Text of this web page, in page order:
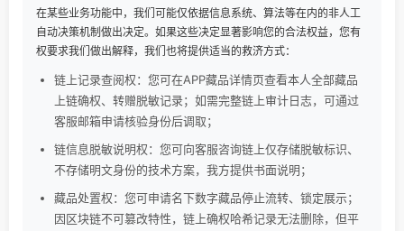
在某些业务功能中，我们可能仅依据信息系统、算法等在内的非人工
自动决策机制做出决定。如果这些决定显著影响您的合法权益，您有
权要求我们做出解释，我们也将提供适当的救济方式：
链上记录查阅权：您可在APP藏品详情页查看本人全部藏品
上链确权、转赠脱敏记录；如需完整链上审计日志，可通过
客服邮箱申请核验身份后调取；
链信息脱敏说明权：您可向客服咨询链上仅存储脱敏标识、
不存储明文身份的技术方案，我方提供书面说明；
藏品处置权：您可申请名下数字藏品停止流转、锁定展示；
因区块链不可篡改特性，链上确权哈希记录无法删除，但平